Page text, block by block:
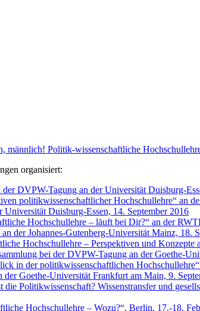
männlich! Politik-wissenschaftliche
organisiert:
DVPW-Tagung an der Universität Duisburg-
politikwissenschaftlicher Hochschullehre“
Universität Duisburg-Essen, 14. September 2016
Hochschullehre – läuft bei Dir?“ an der
der Johannes-Gutenberg-Universität Mainz, 18.
Hochschullehre – Perspektiven und
bei der DVPW-Tagung an der Goethe-
in der politikwissenschaftlichen
Goethe-Universität Frankfurt am Main, 9.
Politikwissenschaft? Wissenstransfer und
Hochschullehre – Wozu?“, Berlin, 17.-18.